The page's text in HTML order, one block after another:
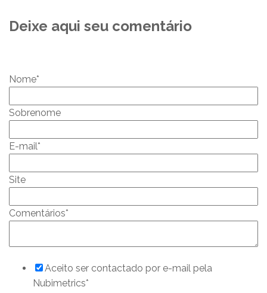
Deixe aqui seu comentário
Nome*
Sobrenome
E-mail*
Site
Comentários*
Aceito ser contactado por e-mail pela
Nubimetrics*